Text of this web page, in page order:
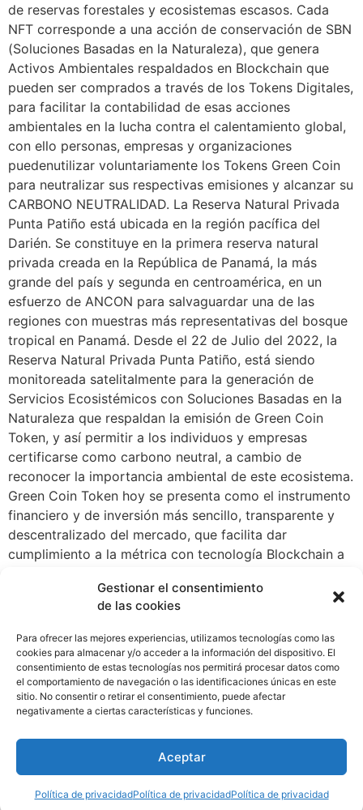
Gestionar el consentimiento
de las cookies
Para ofrecer las mejores experiencias, utilizamos tecnologías como las
cookies para almacenar y/o acceder a la información del dispositivo. El
consentimiento de estas tecnologías nos permitirá procesar datos como
el comportamiento de navegación o las identificaciones únicas en este
sitio. No consentir o retirar el consentimiento, puede afectar
negativamente a ciertas características y funciones.
Aceptar
Política de privacidadPolítica de privacidadPolítica de privacidad
de reservas forestales y ecosistemas escasos. Cada
NFT corresponde a una acción de conservación de SBN
(Soluciones Basadas en la Naturaleza), que genera
Activos Ambientales respaldados en Blockchain que
pueden ser comprados a través de los Tokens Digitales,
para facilitar la contabilidad de esas acciones
ambientales en la lucha contra el calentamiento global,
con ello personas, empresas y organizaciones
puedenutilizar voluntariamente los Tokens Green Coin
para neutralizar sus respectivas emisiones y alcanzar su
CARBONO NEUTRALIDAD. La Reserva Natural Privada
Punta Patiño está ubicada en la región pacífica del
Darién. Se constituye en la primera reserva natural
privada creada en la República de Panamá, la más
grande del país y segunda en centroamérica, en un
esfuerzo de ANCON para salvaguardar una de las
regiones con muestras más representativas del bosque
tropical en Panamá. Desde el 22 de Julio del 2022, la
Reserva Natural Privada Punta Patiño, está siendo
monitoreada satelitalmente para la generación de
Servicios Ecosistémicos con Soluciones Basadas en la
Naturaleza que respaldan la emisión de Green Coin
Token, y así permitir a los individuos y empresas
certificarse como carbono neutral, a cambio de
reconocer la importancia ambiental de este ecosistema.
Green Coin Token hoy se presenta como el instrumento
financiero y de inversión más sencillo, transparente y
descentralizado del mercado, que facilita dar
cumplimiento a la métrica con tecnología Blockchain a
través de la capacitación y educación ambiental al
individuo y la sociedad con el Microlearning y de
acuerdo a los principios de bonos sostenibles del
International Market Association (ICMA) certificados
por la fundación Eco-Conciencia en la emisión del
Second Review, a través de los Certificados de
Cumplimiento ODS (CCODS), emitidos por CIFAL
a la conservación y preservación de los ecosistemas
escasos de Panamá.